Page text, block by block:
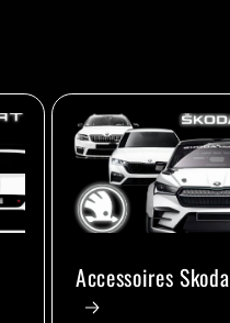
Accessoires Skoda